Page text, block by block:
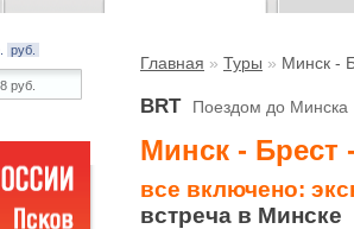
Главная » Туры » Минск -
BRT Поездом до Минска
Минск - Брест
все включено:
встреча в Минске
руб.
руб.